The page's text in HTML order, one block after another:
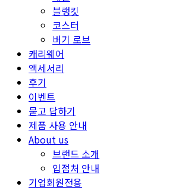
블랭킷
코스터
버기 로브
캐리웨어
액세서리
후기
이벤트
묻고 답하기
제품 사용 안내
About us
브랜드 소개
입점처 안내
기업회원전용